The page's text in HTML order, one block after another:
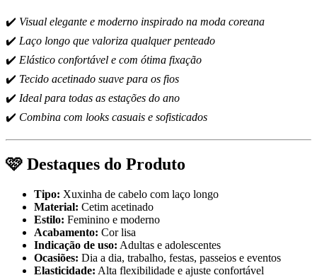
✔️ Visual elegante e moderno inspirado na moda coreana
✔️ Laço longo que valoriza qualquer penteado
✔️ Elástico confortável e com ótima fixação
✔️ Tecido acetinado suave para os fios
✔️ Ideal para todas as estações do ano
✔️ Combina com looks casuais e sofisticados
🩷 Destaques do Produto
Tipo: Xuxinha de cabelo com laço longo
Material: Cetim acetinado
Estilo: Feminino e moderno
Acabamento: Cor lisa
Indicação de uso: Adultas e adolescentes
Ocasiões: Dia a dia, trabalho, festas, passeios e eventos
Elasticidade: Alta flexibilidade e ajuste confortável